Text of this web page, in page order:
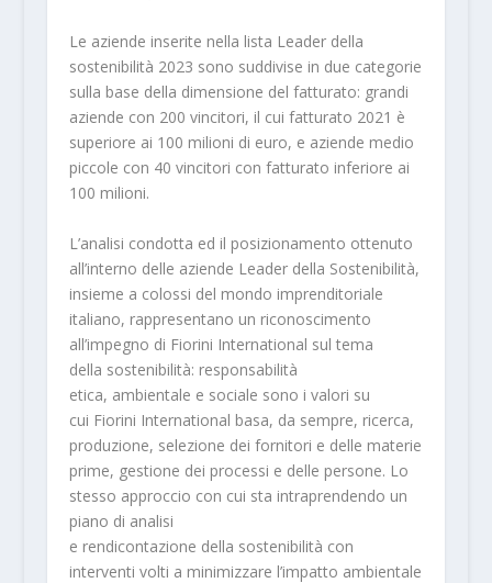
Le aziende inserite nella lista Leader della
sostenibilità 2023 sono suddivise in due categorie
sulla base della dimensione del fatturato: grandi
aziende con 200 vincitori, il cui fatturato 2021 è
superiore ai 100 milioni di euro, e aziende medio
piccole con 40 vincitori con fatturato inferiore ai
100 milioni.
L’analisi condotta ed il posizionamento ottenuto
all’interno delle aziende Leader della Sostenibilità,
insieme a colossi del mondo imprenditoriale
italiano, rappresentano un riconoscimento
all’impegno di Fiorini International sul tema
della sostenibilità: responsabilità
etica, ambientale e sociale sono i valori su
cui Fiorini International basa, da sempre, ricerca,
produzione, selezione dei fornitori e delle materie
prime, gestione dei processi e delle persone. Lo
stesso approccio con cui sta intraprendendo un
piano di analisi
e rendicontazione della sostenibilità con
interventi volti a minimizzare l’impatto ambientale